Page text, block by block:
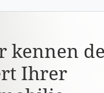
kennen
Ihrer